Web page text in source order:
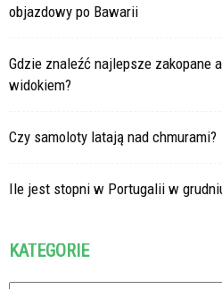
objazdowy po Bawarii
Gdzie znaleźć najlepsze zakopane
widokiem?
Czy samoloty latają nad chmurami?
Ile jest stopni w Portugalii w
KATEGORIE
Kategorie